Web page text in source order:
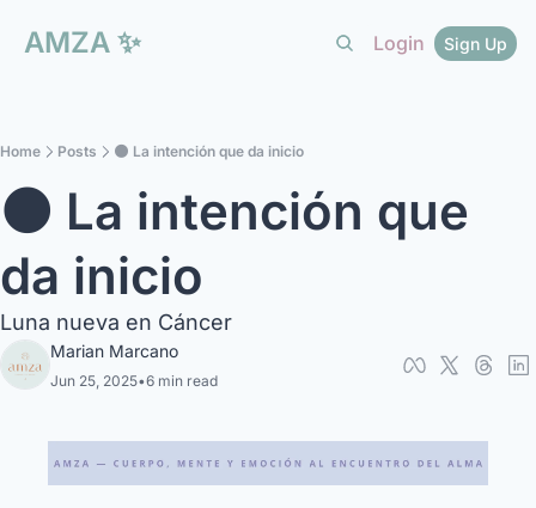
AMZA ✨ Login Sign Up
Home Posts 🌑 La intención que da inicio
🌑 La intención que
da inicio
Luna nueva en Cáncer
Marian Marcano
Jun 25, 2025•6 min read